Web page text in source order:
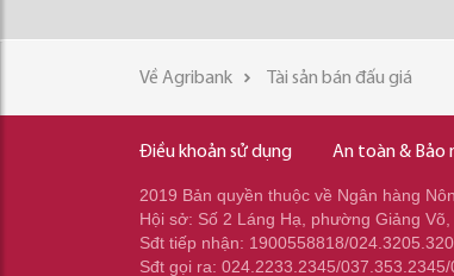
Về Agribank Tài sản bán đấu giá
Điều khoản sử dụng An toàn & Bảo
2019 Bản quyền thuộc về Ngân hàng
Hội sở: Số 2 Láng Hạ, phường Giảng Võ,
Sđt tiếp nhận: 1900558818/
Sđt gọi ra: 024.2233.2345/